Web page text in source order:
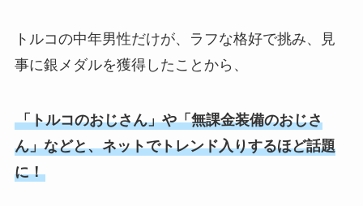
トルコの中年男性だけが、ラフな格好で挑み、見
事に銀メダルを獲得したことから、
「トルコのおじさん」や「無課金装備のおじさ
ん」などと、ネットでトレンド入りするほど話題
に！